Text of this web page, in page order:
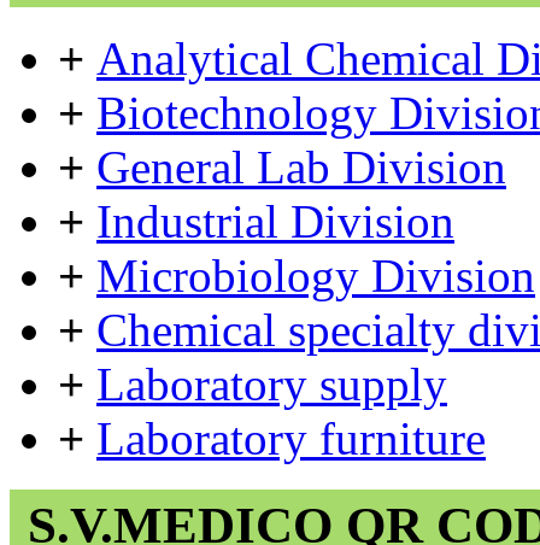
+ Analytical Chemical
+ Biotechnology
+ General Lab Division
+ Industrial Division
+ Microbiology Division
+ Chemical specialty
+ Laboratory supply
+ Laboratory furniture
S.V.MEDICO QR